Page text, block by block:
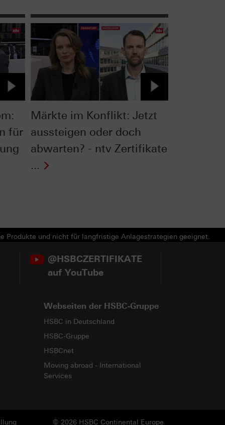
für
Märkte im Konflikt: Jetzt
aussteigen oder doch
abwarten? - ntv Zertifikate
...
Produkte und nicht für langfristige Anlagestrategien geeignet.
@HSBCZERTIFIKATE
auf YouTube
Webseiten der HSBC-Gruppe
HSBC in Deutschland
HSBC-Gruppe
HSBCnet
Moving abroad - International
Services
© 2026 HSBC Continental Europe